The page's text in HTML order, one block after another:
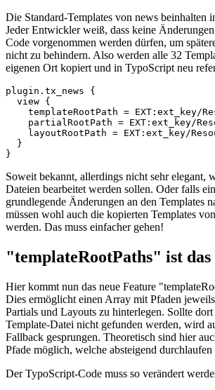
Die Standard-Templates von news beinhalten
Jeder Entwickler weiß, dass keine
Code vorgenommen werden dürfen, um
nicht zu behindern. Also werden alle 32
eigenen Ort kopiert und in TypoScript neu
plugin.tx_news {
view {
templateRootPath = EXT:ext_key/
partialRootPath = EXT:ext_key/
layoutRootPath = EXT:ext_key/
}
}
Soweit bekannt, allerdings nicht sehr elegant,
Dateien bearbeitet werden sollen. Oder falls
grundlegende Änderungen an den Templates
müssen wohl auch die kopierten Templates
werden. Das muss einfacher gehen!
"templateRootPaths" ist
Hier kommt nun das neue Feature
Dies ermöglicht einen Array mit Pfaden
Partials und Layouts zu hinterlegen. Sollte dort
Template-Datei nicht gefunden werden, wird
Fallback gesprungen. Theoretisch sind hier
Pfade möglich, welche absteigend durchlaufen
Der TypoScript-Code muss so verändert